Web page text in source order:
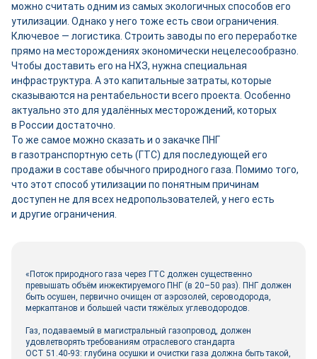
можно считать одним из самых экологичных способов его
утилизации. Однако у него тоже есть свои ограничения.
Ключевое — логистика. Строить заводы по его переработке
прямо на месторождениях экономически нецелесообразно.
Чтобы доставить его на НХЗ, нужна специальная
инфраструктура. А это капитальные затраты, которые
сказываются на рентабельности всего проекта. Особенно
актуально это для удалённых месторождений, которых
в России достаточно.
То же самое можно сказать и о закачке ПНГ
в газотранспортную сеть (ГТС) для последующей его
продажи в составе обычного природного газа. Помимо того,
что этот способ утилизации по понятным причинам
доступен не для всех недропользователей, у него есть
и другие ограничения.
«Поток природного газа через ГТС должен существенно
превышать объём инжектируемого ПНГ (в 20–50 раз). ПНГ должен
быть осушен, первично очищен от аэрозолей, сероводорода,
меркаптанов и большей части тяжёлых углеводородов.
Газ, подаваемый в магистральный газопровод, должен
удовлетворять требованиям отраслевого стандарта
ОСТ 51.40‑93: глубина осушки и очистки газа должна быть такой,